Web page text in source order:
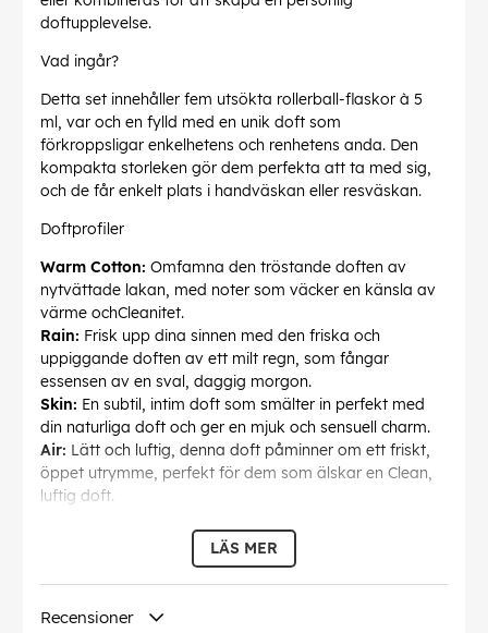
doftupplevelse.
Vad ingår?
Detta set innehåller fem utsökta rollerball-flaskor à 5
ml, var och en fylld med en unik doft som
förkroppsligar enkelhetens och renhetens anda. Den
kompakta storleken gör dem perfekta att ta med sig,
och de får enkelt plats i handväskan eller resväskan.
Doftprofiler
Warm Cotton: Omfamna den tröstande doften av
nytvättade lakan, med noter som väcker en känsla av
värme ochCleanitet.
Rain: Frisk upp dina sinnen med den friska och
uppiggande doften av ett milt regn, som fångar
essensen av en sval, daggig morgon.
Skin: En subtil, intim doft som smälter in perfekt med
din naturliga doft och ger en mjuk och sensuell charm.
Air: Lätt och luftig, denna doft påminner om ett friskt,
öppet utrymme, perfekt för dem som älskar en Clean,
luftig doft.
friskhet med denna uppfriskande doft som får dig att
känna dig återupplivad.
LÄS MER
Recensioner